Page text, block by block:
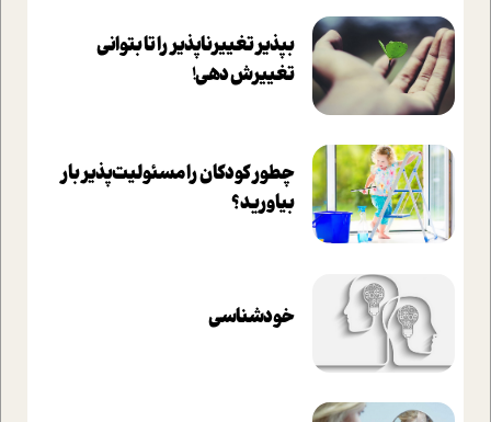
بپذير تغييرناپذير را تا بتواني
تغييرش دهي!‏
چطور کودکان را مسئولیت‌پذیر بار
بیاورید؟
خودشناسی